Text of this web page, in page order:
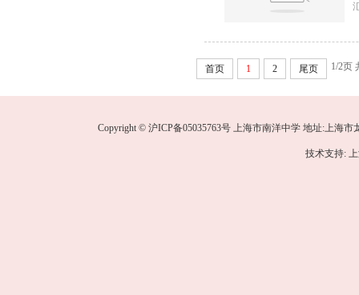
1/2页
首页 1 2 尾页
Copyright © 沪ICP备05035763号 上海市南洋中学 地址:上海市
技术支持: